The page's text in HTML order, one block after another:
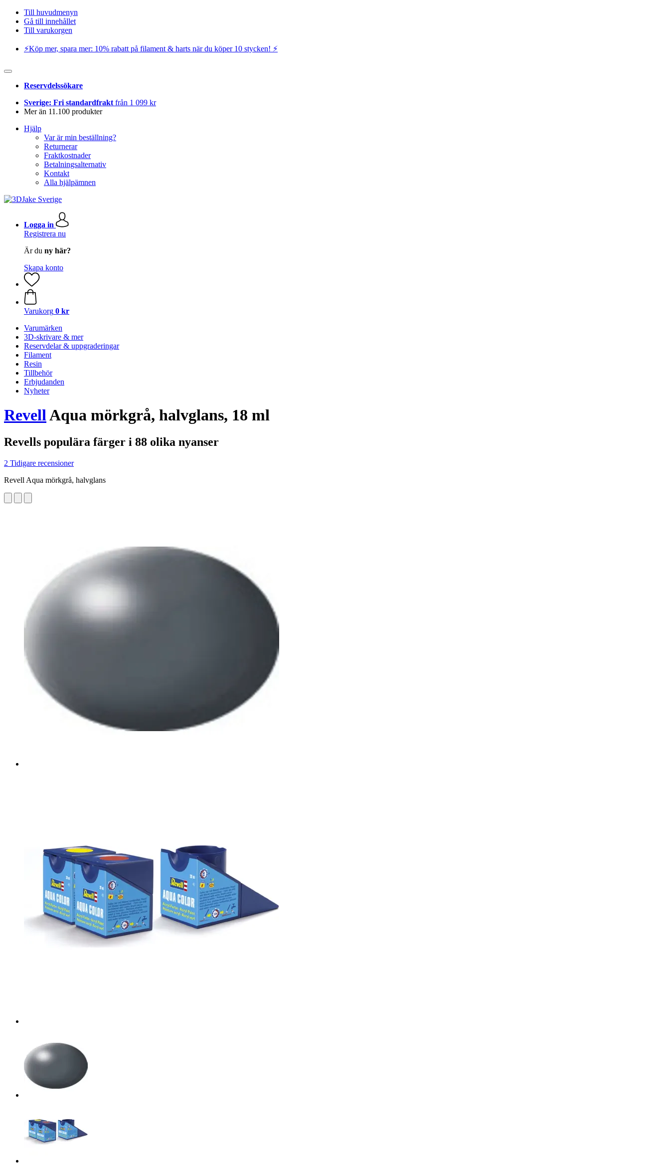
Till huvudmenyn
Gå till innehållet
Till varukorgen
⚡️Köp mer, spara mer: 10% rabatt på filament & harts när du köper 10 stycken! ⚡️
Reservdelssökare
Sverige: Fri standardfrakt från 1 099 kr
Mer än 11.100 produkter
Hjälp
Var är min beställning?
Returnerar
Fraktkostnader
Betalningsalternativ
Kontakt
Alla hjälpämnen
Logga in
Registrera nu
Är du ny här?
Skapa konto
Varukorg 0 kr
Varumärken
3D-skrivare & mer
Reservdelar & uppgraderingar
Filament
Resin
Tillbehör
Erbjudanden
Nyheter
RevellAqua mörkgrå, halvglans, 18 ml
Revells populära färger i 88 olika nyanser
2 Tidigare recensioner
Revell Aqua mörkgrå, halvglans